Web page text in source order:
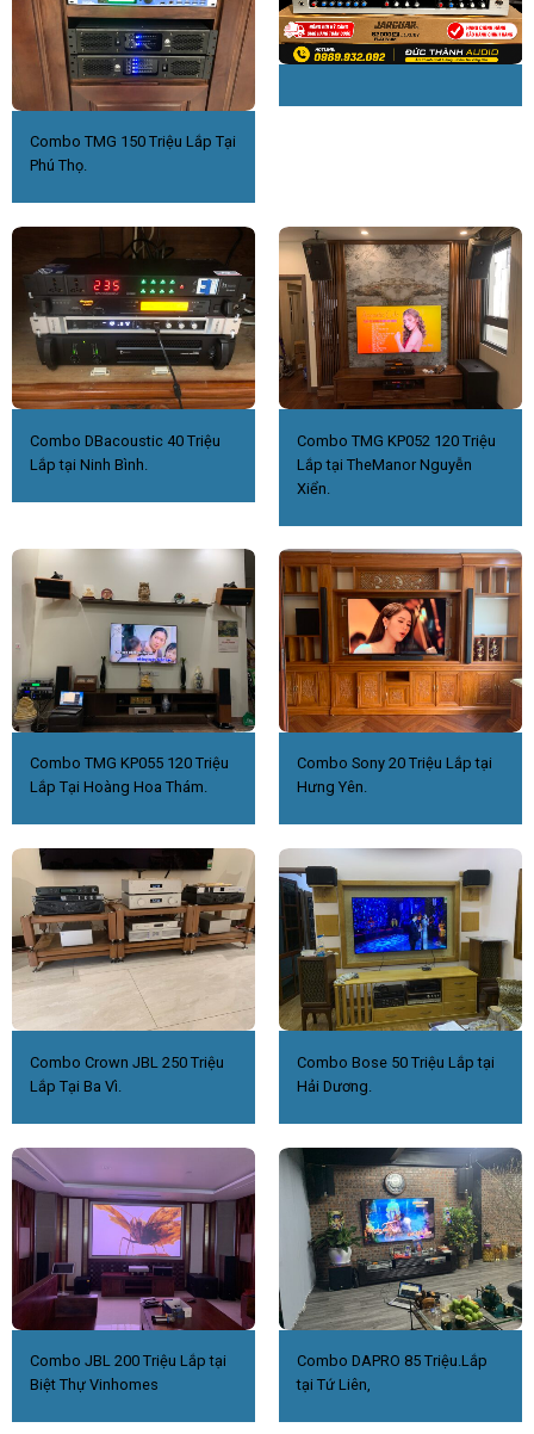
Combo TMG 150 Triệu Lắp Tại
Phú Thọ.
Combo DBacoustic 40 Triệu
Lắp tại Ninh Bình.
Combo TMG KP052 120 Triệu
Lắp tại TheManor Nguyễn
Xiển.
Combo TMG KP055 120 Triệu
Lắp Tại Hoàng Hoa Thám.
Combo Sony 20 Triệu Lắp tại
Hưng Yên.
Combo Crown JBL 250 Triệu
Lắp Tại Ba Vì.
Combo Bose 50 Triệu Lắp tại
Hải Dương.
Combo JBL 200 Triệu Lắp tại
Biệt Thự Vinhomes
Combo DAPRO 85 Triệu.Lắp
tại Tứ Liên,